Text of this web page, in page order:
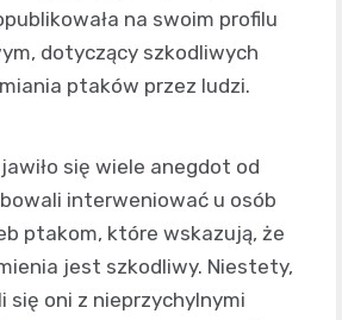
na swoim profilu
dotyczący szkodliwych
ptaków przez ludzi.
się wiele anegdot od
interweniować u osób
ptakom, które wskazują, że
jest szkodliwy. Niestety,
się oni z nieprzychylnymi